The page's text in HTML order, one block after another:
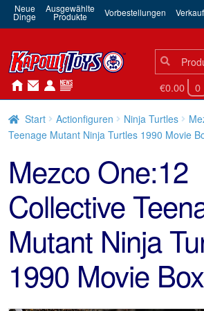
Neue
Dinge
Ausgewählte
Produkte Vorbestellungen Verkauf
Suchen
nach:
Suche
€0.00 0
Start Actionfiguren Ninja Turtles
Teenage Mutant Ninja Turtles 1990 Movie
Mezco One:12
Collective
Mutant Ninja
1990 Movie